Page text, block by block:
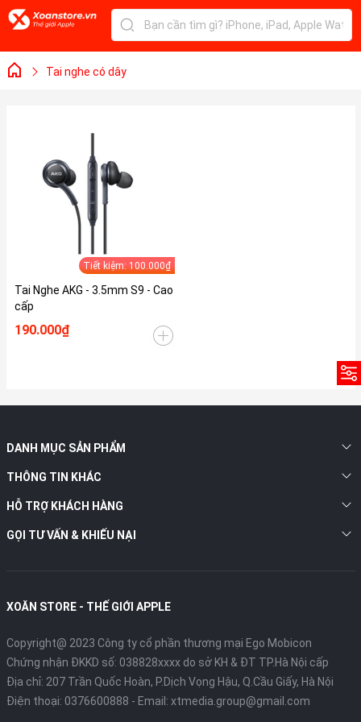
Tai nghe có dây
Tiết kiệm: 100.000₫
Tai Nghe AKG - 3.5mm S9 - Cao
cấp
190.000₫
DANH MỤC SẢN PHẨM
THÔNG TIN KHÁC
HỖ TRỢ KHÁCH HÀNG
GỌI TƯ VẤN & KHIẾU NẠI
XOĂN STORE - THẾ GIỚI APPLE
Copyright@ 2023 Công ty cổ phần thương mại Ego Mobicon
Chứng nhận ĐKKD số: 038828xxxx do sở KH & ĐT TP.Hà Nội cấp
Địa chỉ: 207 Trần Quốc Hoàn, P.Dịch Vọng Hậu, Q.Cầu Giấy, Hà Nội
Điện thoại: 0376600888 - Email: xtmedia.group@gmail.com